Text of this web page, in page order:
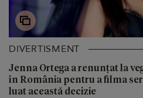
DIVERTISMENT
Jenna Ortega a renunțat la
în România pentru a filma
luat această decizie